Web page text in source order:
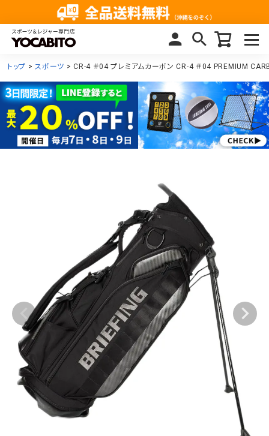
トップ スポーツ CR-4 ＃04 プレミアムカーボン CR-4 ＃04 PREMIUM